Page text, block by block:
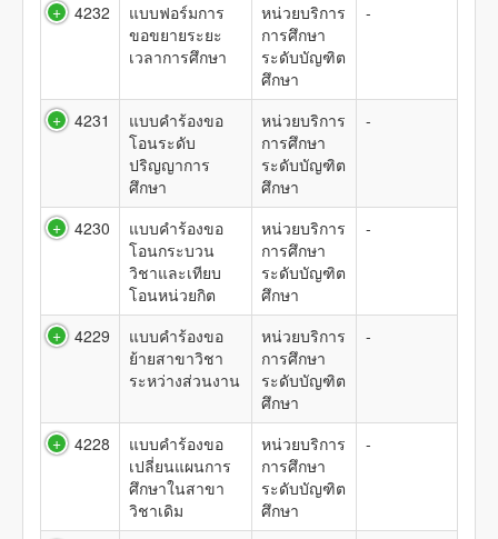
4232
แบบฟอร์มการ
ขอขยายระยะ
เวลาการศึกษา
หน่วยบริการ
การศึกษา
ระดับบัญฑิต
ศึกษา
-
4231
แบบคำร้องขอ
โอนระดับ
ปริญญาการ
ศึกษา
หน่วยบริการ
การศึกษา
ระดับบัญฑิต
ศึกษา
-
4230
แบบคำร้องขอ
โอนกระบวน
วิชาและเทียบ
โอนหน่วยกิต
หน่วยบริการ
การศึกษา
ระดับบัญฑิต
ศึกษา
-
4229
แบบคำร้องขอ
ย้ายสาขาวิชา
ระหว่างส่วนงาน
หน่วยบริการ
การศึกษา
ระดับบัญฑิต
ศึกษา
-
4228
แบบคำร้องขอ
เปลี่ยนแผนการ
ศึกษาในสาขา
วิชาเดิม
หน่วยบริการ
การศึกษา
ระดับบัญฑิต
ศึกษา
-